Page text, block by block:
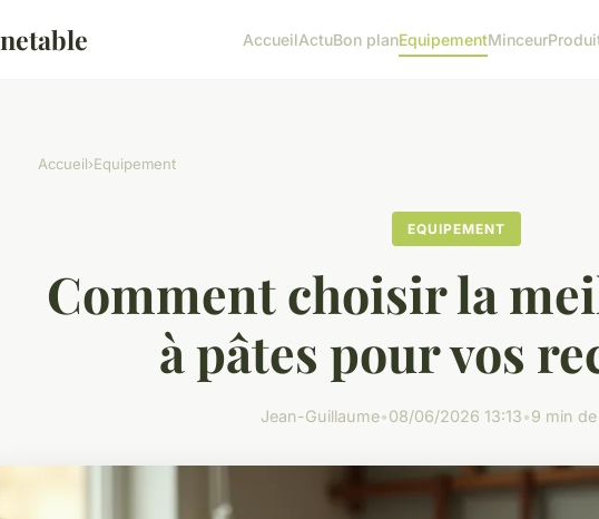
AccueilActuBon planEquipementMinceur
Accueil›Equipement
EQUIPEMENT
Comment choisir la
à pâtes pour vos
Jean-Guillaume•08/06/2026 13:13•9 min